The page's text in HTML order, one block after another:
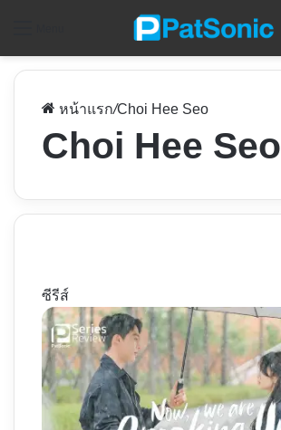
หน้าแรก/Choi Hee Seo
Choi Hee Seo
ซีรีส์